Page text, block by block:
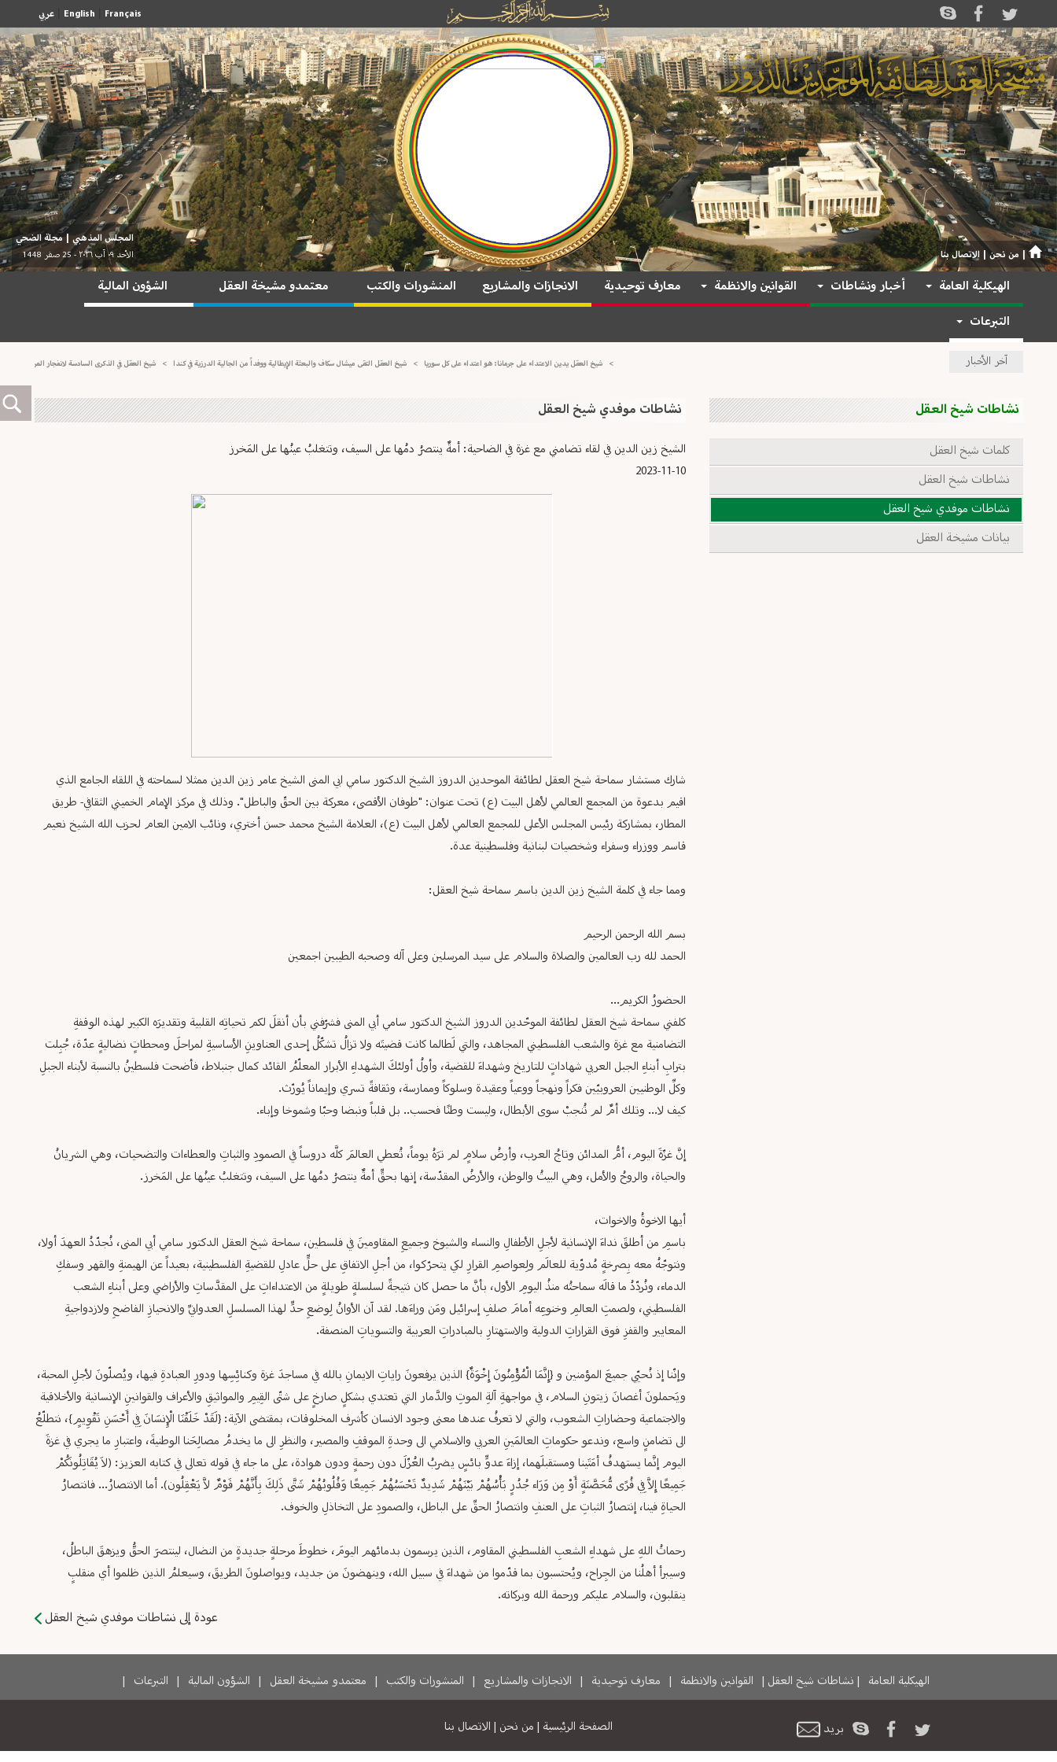
English Français عربي
من نحن الاتصال بنا
المجلس المذهبي | مجلة الضحي
الأحد ٠٩ آب ٢٠٢٦ - 25 صفر 1448
الهيكلية العامة أخبار ونشاطات القوانين والانظمة معارف توحيدية الانجازات والمشاريع المنشورات والكتب معتمدو مشيخة العقل الشؤون المالية
التبرعات
آخر الأخبار شيخ العقل يدين الاعتداء على جرمانا: هو اعتداء على كل سوريا> شيخ العقل التقى ميشال سكاف والبعثة الإيطالية ووفداً من الجالية الدرزية في كندا> شيخ العقل في الذكرى السادسة لانفجار المرفأ: استكمال
نشاطات شيخ العقل
كلمات شيخ العقل
نشاطات شيخ العقل
نشاطات موفدي شيخ العقل
بيانات مشيخة العقل
نشاطات موفدي شيخ العقل
الشيخ زين الدين في لقاء تضامني مع غزة في الضاحية: أمةٌ ينتصرُ دمُها على السيف، وتتغلبُ عينُها على المَخرز
2023-11-10
شارك مستشار سماحة شيخ العقل لطائفة الموحدين الدروز الشيخ الدكتور سامي ابي المنى الشيخ عامر زين الدين ممثلا لسماحته في اللقاء الجامع الذي
اقيم بدعوة من المجمع العالمي لأهل البيت (ع) تحت عنوان: "طوفان الأقصى، معركة بين الحقّ والباطل". وذلك في مركز الإمام الخميني الثقافي- طريق
المطار، بمشاركة رئيس المجلس الأعلى للمجمع العالمي لأهل البيت (ع)، العلامة الشيخ محمد حسن أختري، ونائب الامين العام لحزب الله الشيخ نعيم
قاسم ووزراء وسفراء وشخصيات لبنانية وفلسطينية عدة.
ومما جاء في كلمة الشيخ زين الدين باسم سماحة شيخ العقل:
بسم الله الرحمن الرحيم
الحمد لله رب العالمين والصلاة والسلام على سيد المرسلين وعلى آله وصحبه الطيبين اجمعين
الحضورُ الكريم...
كلفني سماحة شيخ العقل لطائفة الموحّدين الدروز الشيخ الدكتور سامي أبي المنى فشرّفني بأن أنقلَ لكم تحياتِه القلبية وتقديرَه الكبير لهذه الوقفةِ
التضامنية مع غزة والشعب الفلسطيني المجاهد، والتي لَطالما كانت قضيتَه ولا تزالُ تشكّلُ إحدى العناوينِ الأساسيةِ لمراحلَ ومحطاتٍ نضاليةٍ عدّة، جُبِلت
بترابِ أبناءِ الجبل العربي شهاداتٍ للتاريخ وشهداءَ للقضية، وأولُ أولئكَ الشهداءِ الأبرار المعلّمُ القائد كمال جنبلاط، فأضحت فلسطينُ بالنسبة لأبناء الجبلِ
وكلِّ الوطنيين العروبيّين فكراً ونهجاً ووعياً وعقيدة وسلوكاً وممارسة، وثقافةً تسري وإيماناً يُورّث.
كيف لا... وتلك أمٌ لم تُنجبْ سوى الأبطال، وليست وطنًا فحسب.. بل قلباً ونبضا وحبّا وشموخا وإباء.
إنَّ غزّةَ اليوم، أمُّ المدائن وتاجُ العرب، وأرضُ سلامٍ لم ترَهُ يوماً، تُعطي العالمَ كلَّه دروساً في الصمودِ والثباتِ والعطاءات والتضحيات، وهي الشريانُ
والحياة، والروحُ والأمل، وهي البيتُ والوطن، والأرضُ المقدّسة، إنها بحقٍّ أمةٌ ينتصرُ دمُها على السيف، وتتغلبُ عينُها على المَخرز.
أيها الاخوةُ والاخوات،
باسمِ من أطلقَ نداءَ الإنسانية لأجلِ الأطفالِ والنساء والشيوخ وجميعِ المقاومينَ في فلسطين، سماحة شيخ العقل الدكتور سامي أبي المنى، نُجدّدُ العهدَ أولا،
ونتوجّهُ معه بِصرخةٍ مُدوّية للعالَم ولِعواصمِ القرارِ لكي يتحرّكوا، من أجلِ الاتفاقِ على حلٍّ عادلِ للقضيةِ الفلسطينية، بعيداً عن الهيمنةِ والقهر وسفكِ
الدماء، ونُردّدُ ما قالَه سماحتُه منذُ اليومِ الأول، بأنَّ ما حصل كان نتيجةً لسلسلةٍ طويلةٍ من الاعتداءاتِ على المقدَّساتِ والأراضي وعلى أبناءِ الشعب
الفلسطيني، ولصمتِ العالمِ وخنوعِه أمامَ صلفِ إسرائيل ومَن وراءَها. لقد آن الأوانُ لِوضعِ حدٍّ لهذا المسلسلِ العدوانيِّ والانحيازِ الفاضحِ ولازدواجيةِ
المعايير والقفزِ فوق القراراتِ الدولية والاستهتارِ بالمبادراتِ العربية والتسوياتِ المنصفة.
وإنّنا إذ نُحيّي جميعَ المؤمنين و {إِنَّمَا الْمُؤْمِنُونَ إِخْوَةٌ} الذين يرفعونَ راياتِ الايمانِ بالله في مساجدَ غزة وكنائِسِها ودورِ العبادةِ فيها، ويُصلّونَ لأجلِ المحبة،
ويَحملونَ أغصانَ زيتونِ السلام، في مواجهةِ آلةِ الموتِ والدَّمار التي تعتدي بشكلٍ صارخٍ على شتّى القِيمِ والمواثيقِ والأعراف والقوانينِ الإنسانية والأخلاقية
والاجتماعية وحضاراتِ الشعوب، والتي لا تعرفُ عندها معنى وجود الانسان كأشرف المخلوقات، بمقتضى الآية: {لَقَدْ خَلَقْنَا الْإِنسَانَ فِي أَحْسَنِ تَقْوِيمٍ}، نتطلّعُ
الى تضامنٍ واسع، وندعو حكوماتِ العالمَينِ العربي والاسلامي الى وحدةِ الموقفِ والمصير، والنظرِ الى ما يخدمُ مصالِحَنا الوطنيةَ، واعتبارِ ما يجري في غزةَ
اليوم إنَّما يستهدفُ أمَتَينا ومستقبلَهما، إزاءَ عدوٍّ بائسٍ يضربُ العُزّلَ دون رحمةٍ ودون هوادة، على ما جاء في قوله تعالى في كتابه العزيز: (لاَ يُقَاتِلُونَكُمْ
جَمِيعًا إِلاَّ فِي قُرًى مُّحَصَّنَةٍ أَوْ مِن وَرَاء جُدُرٍ بَأْسُهُمْ بَيْنَهُمْ شَدِيدٌ تَحْسَبُهُمْ جَمِيعًا وَقُلُوبُهُمْ شَتَّى ذَلِكَ بِأَنَّهُمْ قَوْمٌ لاَّ يَعْقِلُون). أما الانتصارُ... فانتصارُ
الحياةِ فينا، إنتصارُ الثباتِ على العنفِ وانتصارُ الحقِّ على الباطل، والصمودِ على التخاذلِ والخوف.
رحماتُ اللهِ على شهداءِ الشعبِ الفلسطيني المقاوم، الذين يرسمون بدمائهم اليومَ، خطوطَ مرحلةٍ جديدةٍ من النضال، لينتصرَ الحقُّ ويزهقَ الباطلُ،
وسيبرأ أهلُنا من الجِراح، ويُحتسبون بما قدّموا من شهداءَ في سبيل الله، وينهضونَ من جديد، ويواصلونَ الطريقَ، وسيعلمُ الذين ظلموا أي منقلبٍ
ينقلبون، والسلام عليكم ورحمة الله وبركاته.
عودة إلى نشاطات موفدي شيخ العقل
الهيكلية العامة | نشاطات شيخ العقل | القوانين والانظمة | معارف توحيدية | الانجازات والمشاريع | المنشورات والكتب | معتمدو مشيخة العقل | الشؤون المالية | التبرعات |
بريد الصفحة الرئيسية | من نحن | الاتصال بنا